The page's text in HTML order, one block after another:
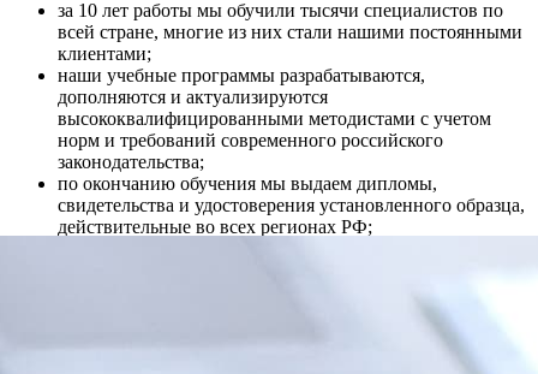
за 10 лет работы мы обучили тысячи специалистов по
всей стране, многие из них стали нашими постоянными
клиентами;
наши учебные программы разрабатываются,
дополняются и актуализируются
высококвалифицированными методистами с учетом
норм и требований современного российского
законодательства;
по окончанию обучения мы выдаем дипломы,
свидетельства и удостоверения установленного образца,
действительные во всех регионах РФ;
кабинету сохраняется даже после завершения курса и